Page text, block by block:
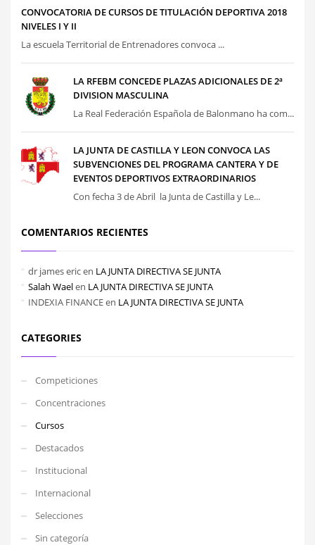
CONVOCATORIA DE CURSOS DE TITULACIÓN DEPORTIVA 2018
NIVELES I Y II
La escuela Territorial de Entrenadores convoca ...
LA RFEBM CONCEDE PLAZAS ADICIONALES DE 2ª
DIVISION MASCULINA
La Real Federación Española de Balonmano ha com...
LA JUNTA DE CASTILLA Y LEON CONVOCA LAS
SUBVENCIONES DEL PROGRAMA CANTERA Y DE
EVENTOS DEPORTIVOS EXTRAORDINARIOS
Con fecha 3 de Abril la Junta de Castilla y Le...
COMENTARIOS RECIENTES
dr james ericen LA JUNTA DIRECTIVA SE JUNTA
Salah Waelen LA JUNTA DIRECTIVA SE JUNTA
INDEXIA FINANCEen LA JUNTA DIRECTIVA SE JUNTA
CATEGORIES
Competiciones
Concentraciones
Cursos
Destacados
Institucional
Internacional
Selecciones
Sin categoría